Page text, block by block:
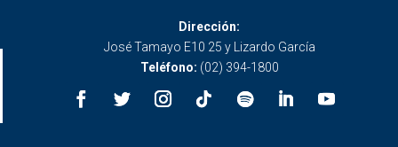
Dirección:
José Tamayo E10 25 y Lizardo García
Teléfono: (02) 394-1800